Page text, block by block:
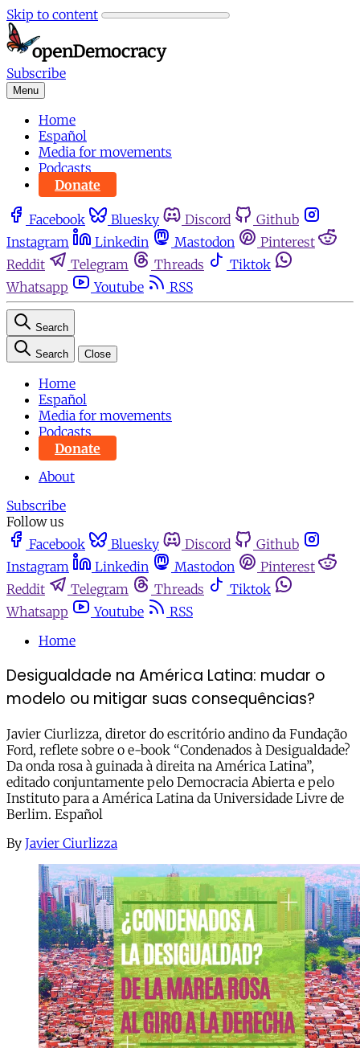
Skip to content
Subscribe
Menu
Home
Español
Media for movements
Podcasts
Donate
Facebook Bluesky Discord
Github
Instagram
Linkedin Mastodon
Pinterest
Reddit
Telegram Threads
Tiktok
Whatsapp
Youtube RSS
Search
Search Close
Home
Español
Media for movements
Podcasts
Donate
About
Subscribe
Follow us
Facebook
Bluesky Discord
Github
Instagram
Linkedin Mastodon
Pinterest
Reddit
Telegram Threads
Tiktok
Whatsapp
Youtube
RSS
Home
Desigualdade na América Latina: mudar o
modelo ou mitigar suas consequências?
Javier Ciurlizza, diretor do escritório andino da Fundação
Ford, reflete sobre o e-book “Condenados à Desigualdade?
Da onda rosa à guinada à direita na América Latina”,
editado conjuntamente pelo Democracia Abierta e pelo
Instituto para a América Latina da Universidade Livre de
Berlim. Español
By Javier Ciurlizza